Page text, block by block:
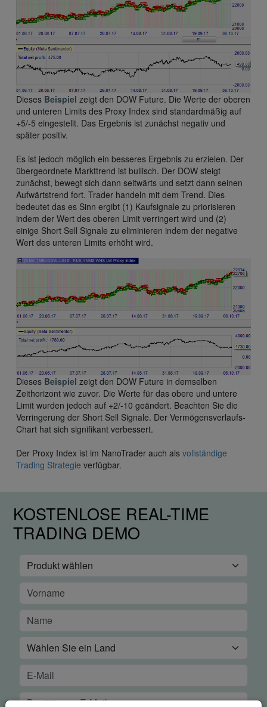
Dieses Beispiel zeigt den DOW Future. Die Werte der oberen
und unteren Limits des Proxy Index sind standardmäßig auf
+5/-5 eingestellt. Das Ergebnis ist zunächst negativ und
später positiv.
Es ist jedoch möglich ein besseres Ergebnis zu erzielen. Der
übergeordnete Markttrend ist bullisch. Der DOW steigt
zunächst, bewegt sich dann seitwärts und setzt dann seinen
Aufwärtstrend fort. Trader handeln mit dem Trend. Dies
bedeutet das es Sinn ergibt (1) Kaufsignale zu priorisieren
indem der Wert des oberen Limit verringert wird und (2)
einige Short Sell Signale zu eliminieren indem der negative
Wert des unteren Limits erhöht wird.
Dieses Beispiel zeigt den DOW Future in demselben
Zeithorizont wie zuvor. Die Werte für das obere und untere
Limit wurden jedoch auf +2/-10 geändert. Beachten Sie die
Verringerung der Short Sell Signale. Der Vermögensverlaufs-
Chart hat sich signifikant verbessert.
Der Proxy Index ist im NanoTrader auch als vollständige
Trading Strategie verfügbar.
KOSTENLOSE REAL-TIME
TRADING DEMO